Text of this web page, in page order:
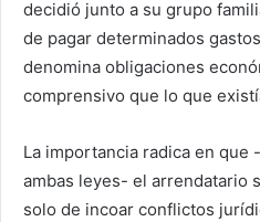
decidió junto a su grupo
de pagar determinados
denomina obligaciones
comprensivo que lo que
La importancia radica en que
ambas leyes- el arrendatario
solo de incoar conflictos